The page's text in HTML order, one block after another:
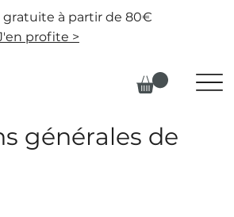
gratuite à partir de 80€
profite >
générales de